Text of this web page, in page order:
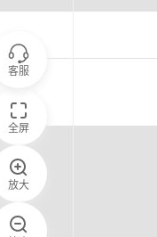
客服
全屏
放大